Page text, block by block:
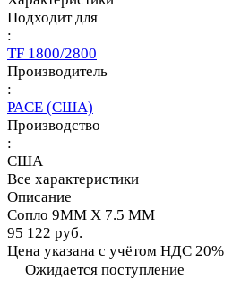
Подходит для
:
TF 1800/2800
Производитель
:
PACE (США)
Производство
:
США
Все характеристики
Описание
Сопло 9MM X 7.5 MM
95 122 руб.
Цена указана с учётом НДС 20%
Ожидается поступление